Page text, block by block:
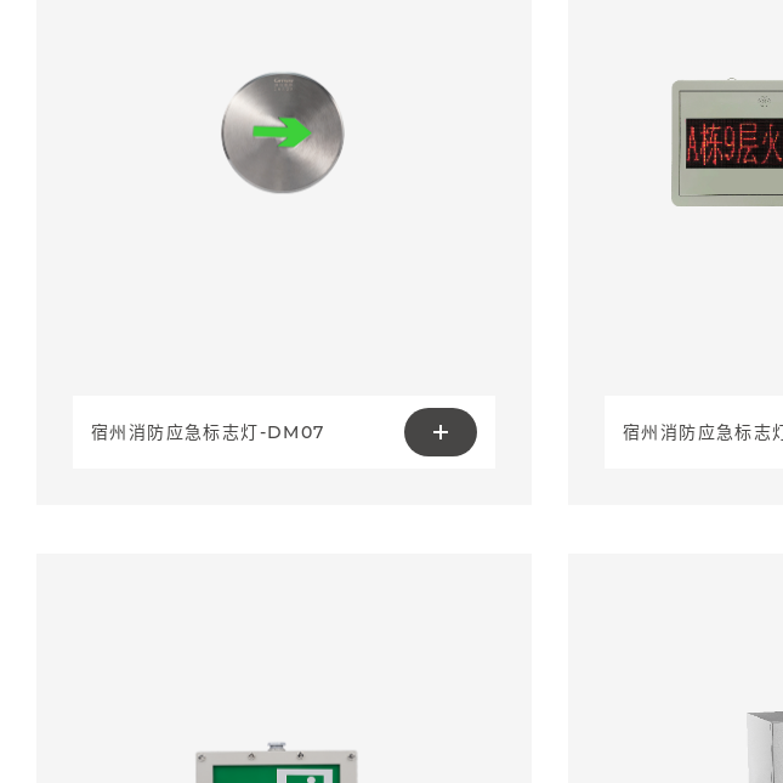
宿州消防应急标志灯-DM07 宿州消防应急标志